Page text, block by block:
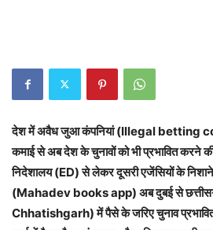
देश में अवैध जुआ कंपनियां (Illegal betting
कमाई से अब देश के चुनावों को भी प्रभावित करने
निदेशालय (ED) से लेकर दूसरी एजेंसियों के
(Mahadev books app) अब दुबई से
Chhatishgarh) में पैसे के जरिए चुनाव